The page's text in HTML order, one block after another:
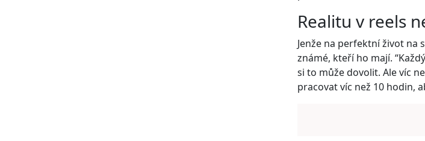
Realitu v reels
Jenže na perfektní život
známé, kteří ho mají.
si to může dovolit. Ale víc
pracovat víc než 10 hodin,